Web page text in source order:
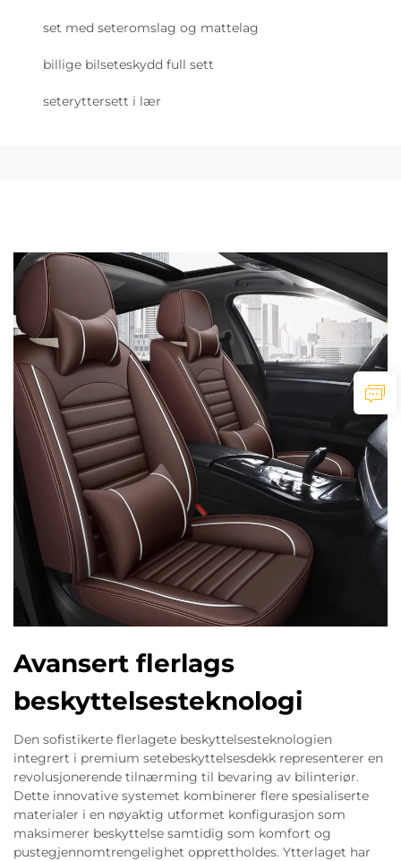
set med seteromslag og mattelag
billige bilseteskydd full sett
seteryttersett i lær
Avansert flerlags
beskyttelsesteknologi
Den sofistikerte flerlagete beskyttelsesteknologien
integrert i premium setebeskyttelsesdekk representerer en
revolusjonerende tilnærming til bevaring av bilinteriør.
Dette innovative systemet kombinerer flere spesialiserte
materialer i en nøyaktig utformet konfigurasjon som
maksimerer beskyttelse samtidig som komfort og
pustegjennomtrengelighet opprettholdes. Ytterlaget har